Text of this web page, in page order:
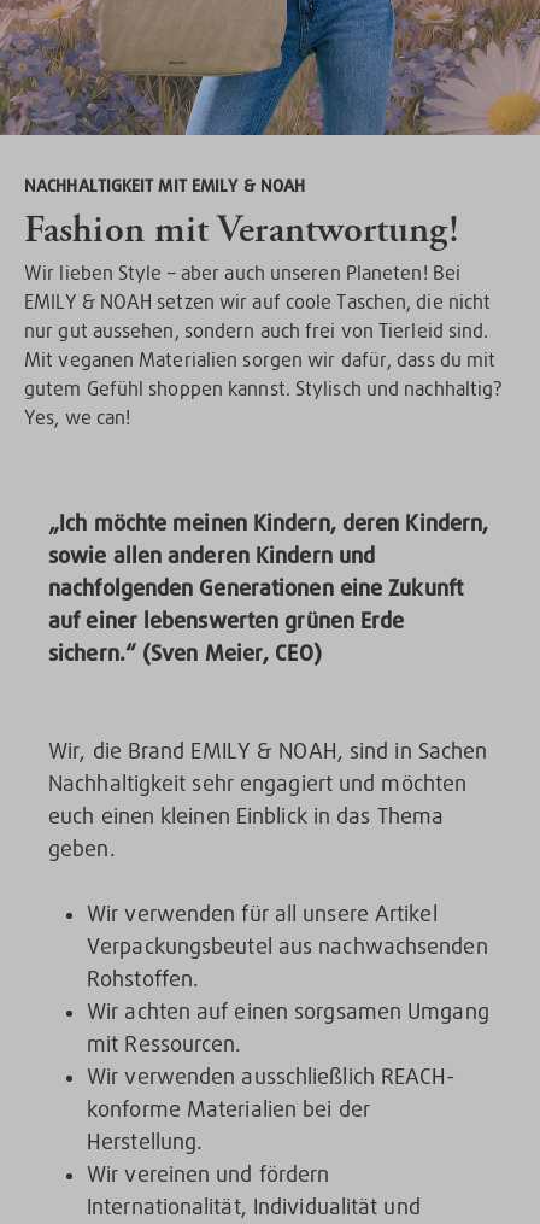
NACHHALTIGKEIT MIT EMILY & NOAH
Fashion mit Verantwortung!
Wir lieben Style – aber auch unseren Planeten! Bei
EMILY & NOAH setzen wir auf coole Taschen, die nicht
nur gut aussehen, sondern auch frei von Tierleid sind.
Mit veganen Materialien sorgen wir dafür, dass du mit
gutem Gefühl shoppen kannst. Stylisch und nachhaltig?
Yes, we can!
„Ich möchte meinen Kindern, deren Kindern,
sowie allen anderen Kindern und
nachfolgenden Generationen eine Zukunft
auf einer lebenswerten grünen Erde
sichern.“ (Sven Meier, CEO)
Wir, die Brand EMILY & NOAH, sind in Sachen
Nachhaltigkeit sehr engagiert und möchten
euch einen kleinen Einblick in das Thema
geben.
Wir verwenden für all unsere Artikel
Verpackungsbeutel aus nachwachsenden
Rohstoffen.
Wir achten auf einen sorgsamen Umgang
mit Ressourcen.
Wir verwenden ausschließlich REACH-
konforme Materialien bei der
Herstellung.
Wir vereinen und fördern
Internationalität, Individualität und